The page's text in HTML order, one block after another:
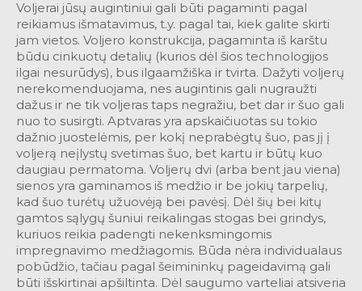
Voljerai jūsų augintiniui gali būti pagaminti pagal
reikiamus išmatavimus, t.y. pagal tai, kiek galite skirti
jam vietos. Voljero konstrukcija, pagaminta iš karštu
būdu cinkuotų detalių (kurios dėl šios technologijos
ilgai nesurūdys), bus ilgaamžiška ir tvirta. Dažyti voljerų
nerekomenduojama, nes augintinis gali nugraužti
dažus ir ne tik voljeras taps negražiu, bet dar ir šuo gali
nuo to susirgti. Aptvaras yra apskaičiuotas su tokio
dažnio juostelėmis, per kokį neprabėgtų šuo, pas jį į
voljerą neįlystų svetimas šuo, bet kartu ir būtų kuo
daugiau permatoma. Voljerų dvi (arba bent jau viena)
sienos yra gaminamos iš medžio ir be jokių tarpelių,
kad šuo turėtų užuovėją bei pavėsį. Dėl šių bei kitų
gamtos sąlygų šuniui reikalingas stogas bei grindys,
kuriuos reikia padengti nekenksmingomis
impregnavimo medžiagomis. Būda nėra individualaus
pobūdžio, tačiau pagal šeimininkų pageidavimą gali
būti išskirtinai apšiltinta. Dėl saugumo varteliai atsiveria